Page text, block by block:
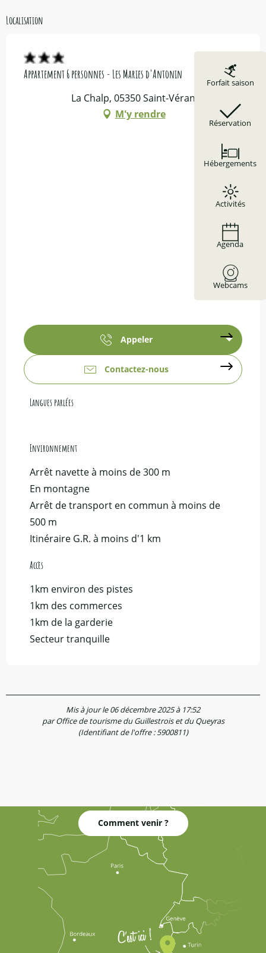
Forfait saison
Réservation
Hébergements
Activités
Agenda
Webcams
Localisation
Appartement 6 personnes - Les Maries d'Antonin
La Chalp, 05350 Saint-Véran
M'y rendre
Appeler
Contactez-nous
Langues parlées
Langues parlées
Environnement
Environnement
Arrêt navette à moins de 300 m
En montagne
Arrêt de transport en commun à moins de
500 m
Itinéraire G.R. à moins d'1 km
Accès
Accès
1km environ des pistes
1km des commerces
1km de la garderie
Secteur tranquille
Mis à jour le 06 décembre 2025 à 17:52
par Office de tourisme du Guillestrois et du Queyras
(Identifiant de l'offre :5900811)
Comment venir ?